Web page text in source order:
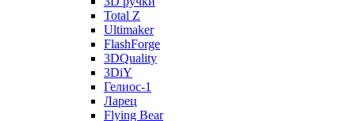
Total Z
Ultimaker
FlashForge
3DQuality
3DiY
Гелиос-1
Ларец
Flying Bear